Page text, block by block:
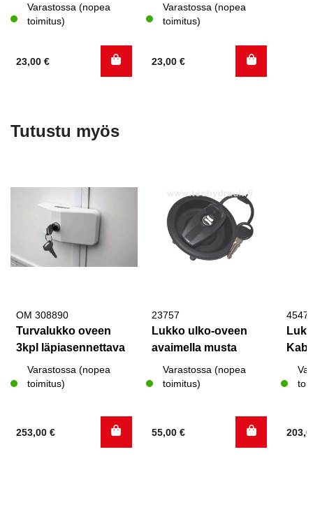
Varastossa (nopea
toimitus)
23,00 €
Varastossa (nopea
toimitus)
23,00 €
Tutustu myös
OM 308890
Turvalukko oveen
3kpl läpiasennettava
Varastossa (nopea
toimitus)
253,00 €
23757
Lukko ulko-oveen
avaimella musta
Varastossa (nopea
toimitus)
55,00 €